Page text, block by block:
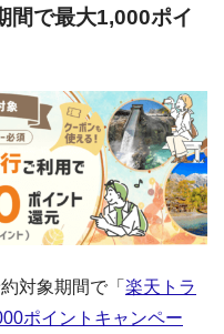
間で最大1,000ポイ
対象期間で「 楽天トラ
ポイントキャンペー